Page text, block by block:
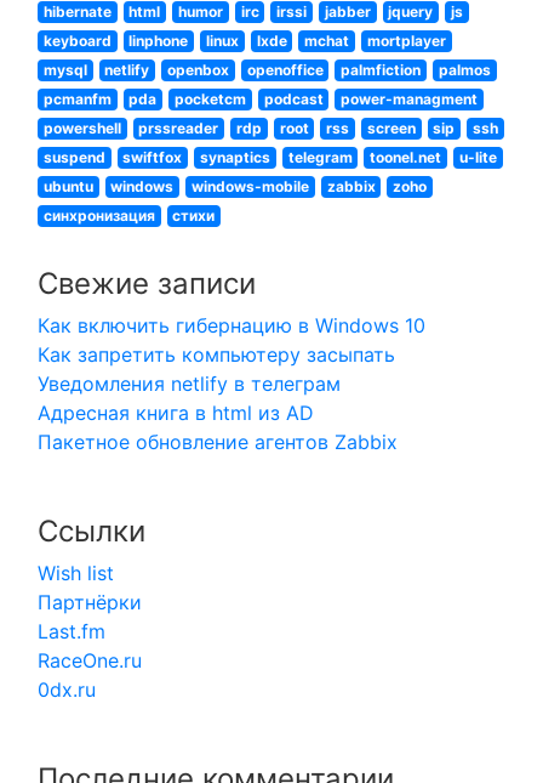
hibernate
html humor irc irssi jabber jquery
js
keyboard
linphone linux lxde mchat
mortplayer
mysql
netlify openbox openoffice palmfiction
palmos
pcmanfm
pda pocketcm podcast
power-managment
powershell
prssreader rdp root rss screen sip
ssh
suspend
swiftfox synaptics telegram toonel.net
u-lite
ubuntu
windows windows-mobile zabbix
zoho
синхронизация
стихи
Свежие записи
Как включить гибернацию в Windows 10
Как запретить компьютеру засыпать
Уведомления netlify в телеграм
Адресная книга в html из AD
Пакетное обновление агентов Zabbix
Ссылки
Wish list
Партнёрки
Last.fm
RaceOne.ru
0dx.ru